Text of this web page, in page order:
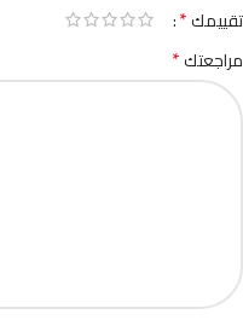
تقييمك*
مراجعتك*